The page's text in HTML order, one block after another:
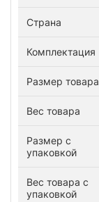
Страна
Комплектация
Размер товара
Вес товара
Размер с
упаковкой
Вес товара с
упаковкой